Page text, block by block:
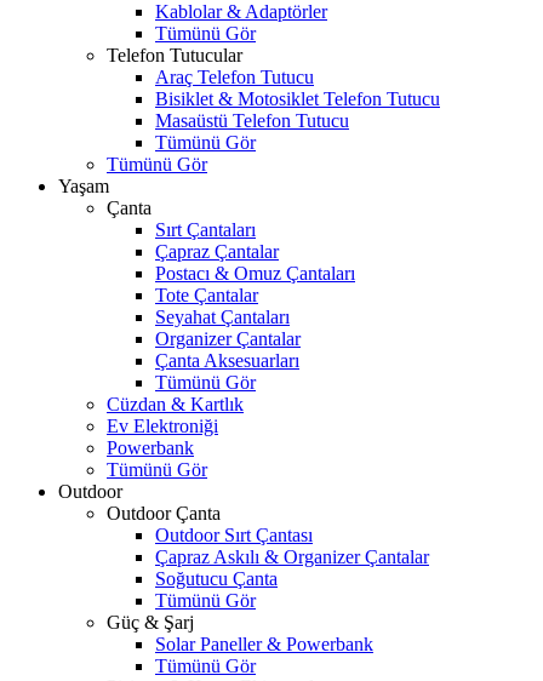
Kablolar & Adaptörler
Tümünü Gör
Telefon Tutucular
Araç Telefon Tutucu
Bisiklet & Motosiklet Telefon Tutucu
Masaüstü Telefon Tutucu
Tümünü Gör
Tümünü Gör
Yaşam
Çanta
Sırt Çantaları
Çapraz Çantalar
Postacı & Omuz Çantaları
Tote Çantalar
Seyahat Çantaları
Organizer Çantalar
Çanta Aksesuarları
Tümünü Gör
Cüzdan & Kartlık
Ev Elektroniği
Powerbank
Tümünü Gör
Outdoor
Outdoor Çanta
Outdoor Sırt Çantası
Çapraz Askılı & Organizer Çantalar
Soğutucu Çanta
Tümünü Gör
Güç & Şarj
Solar Paneller & Powerbank
Tümünü Gör